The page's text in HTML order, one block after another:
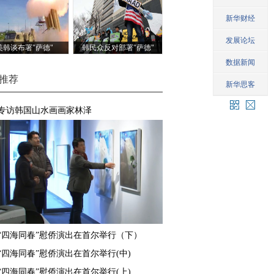
韩谈布署"萨德" 韩民众反对部署"萨德"
荐
访韩国山水画画家林泽
四海同春”慰侨演出在首尔举行（下）
四海同春”慰侨演出在首尔举行(中)
四海同春”慰侨演出在首尔举行(上)